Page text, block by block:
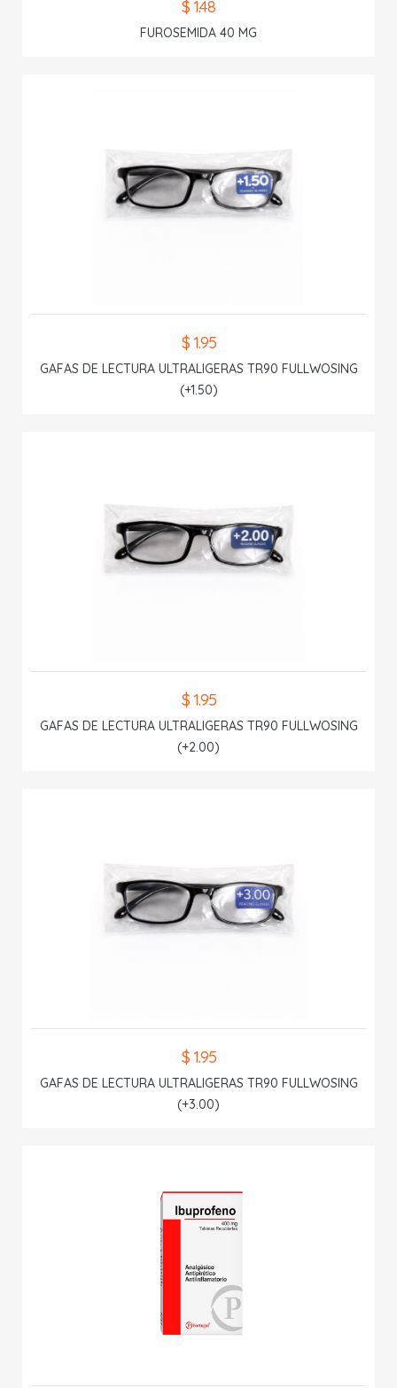
$ 1.48
FUROSEMIDA 40 MG
$ 1.95
GAFAS DE LECTURA ULTRALIGERAS TR90 FULLWOSING
(+1.50)
$ 1.95
GAFAS DE LECTURA ULTRALIGERAS TR90 FULLWOSING
(+2.00)
$ 1.95
GAFAS DE LECTURA ULTRALIGERAS TR90 FULLWOSING
(+3.00)